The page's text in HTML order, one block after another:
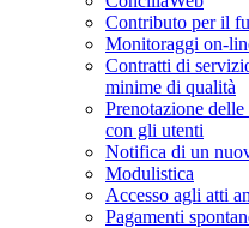
Contributo per il
Monitoraggi on-
Contratti di
minime di qualità
Prenotazione
con gli utenti
Notifica di un
Modulistica
Accesso agli atti
Pagamenti